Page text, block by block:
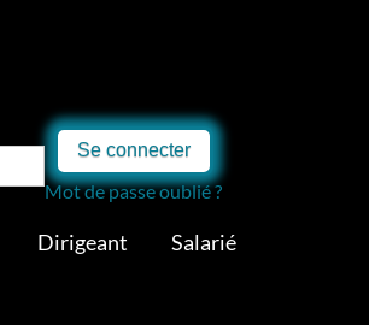
Se connecter
Mot de passe oublié ?
Dirigeant Salarié